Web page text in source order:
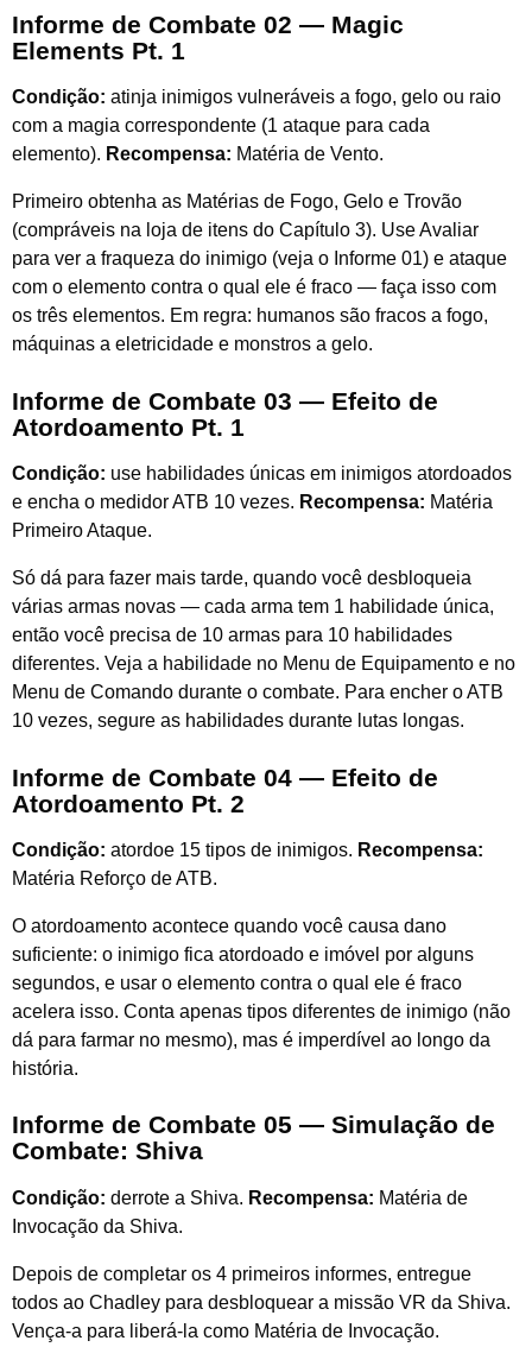
Informe de Combate 02 — Magic
Elements Pt. 1
Condição: atinja inimigos vulneráveis a fogo, gelo ou raio
com a magia correspondente (1 ataque para cada
elemento). Recompensa: Matéria de Vento.
Primeiro obtenha as Matérias de Fogo, Gelo e Trovão
(compráveis na loja de itens do Capítulo 3). Use Avaliar
para ver a fraqueza do inimigo (veja o Informe 01) e ataque
com o elemento contra o qual ele é fraco — faça isso com
os três elementos. Em regra: humanos são fracos a fogo,
máquinas a eletricidade e monstros a gelo.
Informe de Combate 03 — Efeito de
Atordoamento Pt. 1
Condição: use habilidades únicas em inimigos atordoados
e encha o medidor ATB 10 vezes. Recompensa: Matéria
Primeiro Ataque.
Só dá para fazer mais tarde, quando você desbloqueia
várias armas novas — cada arma tem 1 habilidade única,
então você precisa de 10 armas para 10 habilidades
diferentes. Veja a habilidade no Menu de Equipamento e no
Menu de Comando durante o combate. Para encher o ATB
10 vezes, segure as habilidades durante lutas longas.
Informe de Combate 04 — Efeito de
Atordoamento Pt. 2
Condição: atordoe 15 tipos de inimigos. Recompensa:
Matéria Reforço de ATB.
O atordoamento acontece quando você causa dano
suficiente: o inimigo fica atordoado e imóvel por alguns
segundos, e usar o elemento contra o qual ele é fraco
acelera isso. Conta apenas tipos diferentes de inimigo (não
dá para farmar no mesmo), mas é imperdível ao longo da
história.
Informe de Combate 05 — Simulação de
Combate: Shiva
Condição: derrote a Shiva. Recompensa: Matéria de
Invocação da Shiva.
Depois de completar os 4 primeiros informes, entregue
todos ao Chadley para desbloquear a missão VR da Shiva.
Vença-a para liberá-la como Matéria de Invocação.